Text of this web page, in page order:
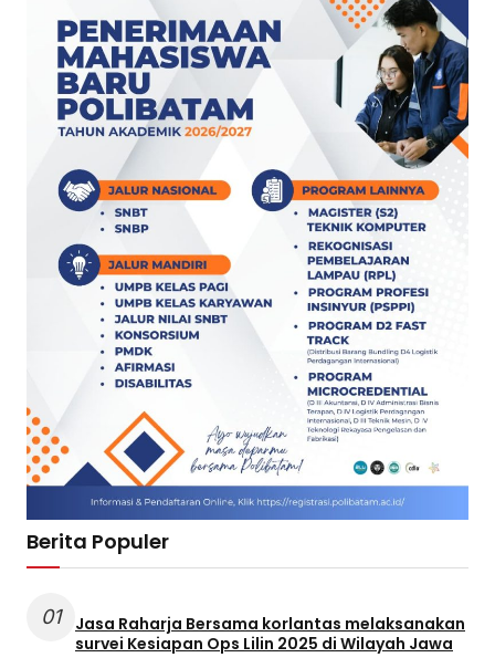
Berita Populer
01
Jasa Raharja Bersama korlantas melaksanakan
survei Kesiapan Ops Lilin 2025 di Wilayah Jawa